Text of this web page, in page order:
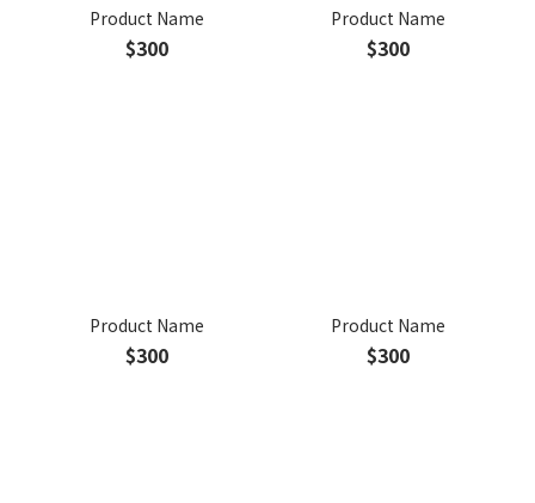
Product Name
$300
Product Name
$300
Product Name
$300
Product Name
$300